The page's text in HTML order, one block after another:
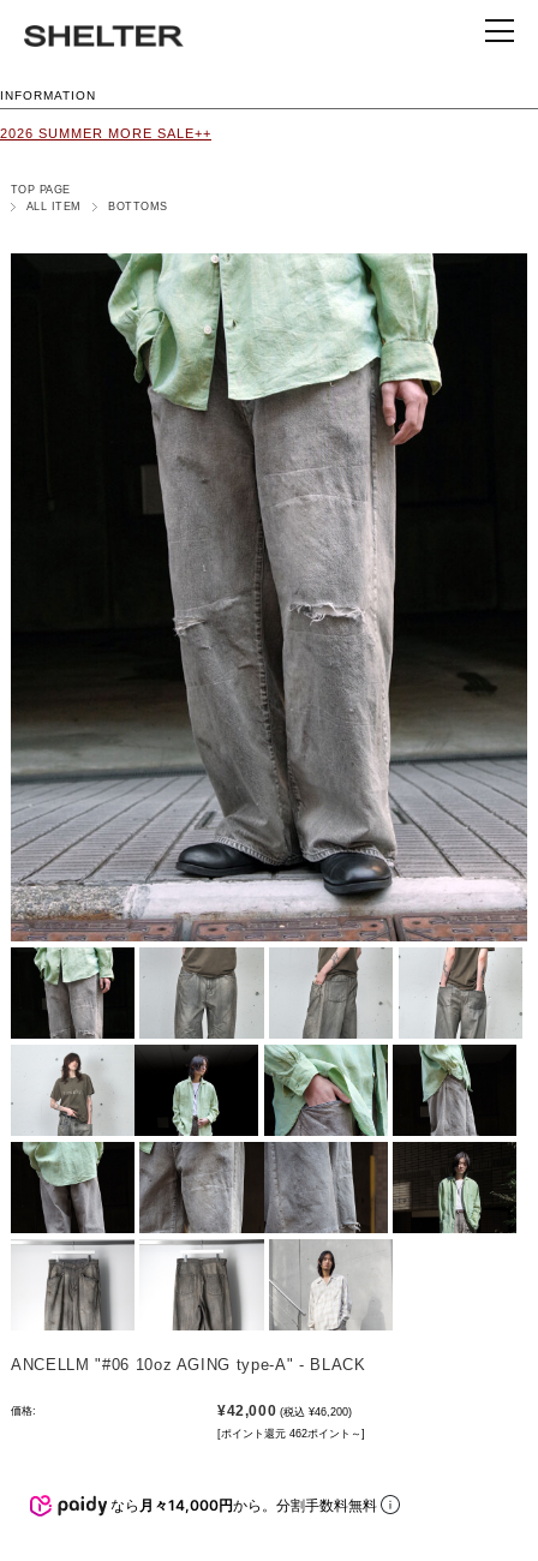
INFORMATION
2026 SUMMER MORE SALE++
TOP PAGE
ALL ITEM
BOTTOMS
ANCELLM "#06 10oz AGING type-A" - BLACK
価格: ¥42,000 (税込 ¥46,200)
[ポイント還元 462ポイント～]
なら 月々14,000円から。分割手数料無料